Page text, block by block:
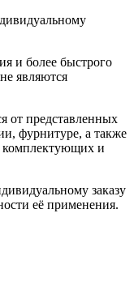
и более быстрого
являются
от представленных
фурнитуре, а также
комплектующих и
заказу
её применения.